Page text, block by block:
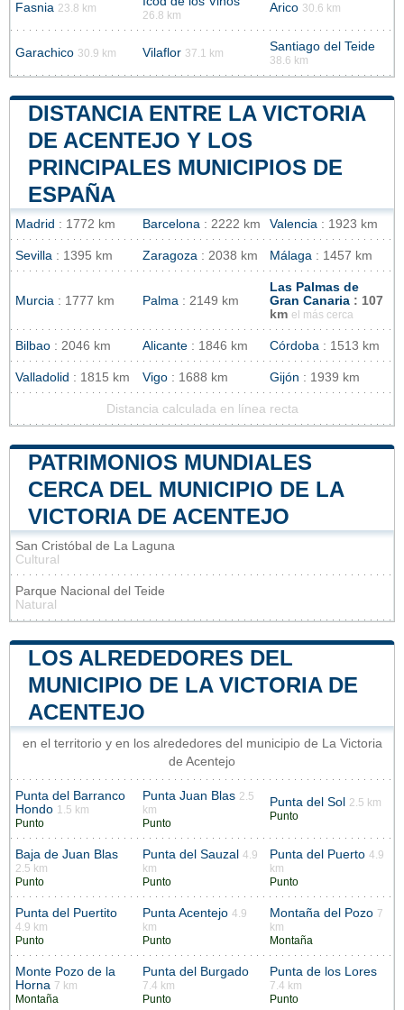
Fasnia 23.8 km
26.8 km
Arico 30.6 km
Garachico 30.9 km Vilaflor 37.1 km Santiago del Teide
38.6 km
DISTANCIA ENTRE LA VICTORIA
DE ACENTEJO Y LOS
PRINCIPALES MUNICIPIOS DE
ESPAÑA
Madrid : 1772 km Barcelona : 2222 km Valencia : 1923 km
Sevilla : 1395 km Zaragoza : 2038 km Málaga : 1457 km
Murcia : 1777 km Palma : 2149 km
Las Palmas de
Gran Canaria : 107
km el más cerca
Bilbao : 2046 km Alicante : 1846 km Córdoba : 1513 km
Valladolid : 1815 km Vigo : 1688 km Gijón : 1939 km
Distancia calculada en línea recta
PATRIMONIOS MUNDIALES
CERCA DEL MUNICIPIO DE LA
VICTORIA DE ACENTEJO
San Cristóbal de La Laguna
Cultural
Parque Nacional del Teide
Natural
LOS ALREDEDORES DEL
MUNICIPIO DE LA VICTORIA DE
ACENTEJO
en el territorio y en los alrededores del municipio de La Victoria
de Acentejo
Punta del Barranco
Hondo 1.5 km
Punto
Punta Juan Blas 2.5
km
Punto
Punta del Sol 2.5 km
Punto
Baja de Juan Blas
2.5 km
Punto
Punta del Sauzal 4.9
km
Punto
Punta del Puerto 4.9
km
Punto
Punta del Puertito
4.9 km
Punto
Punta Acentejo 4.9
km
Punto
Montaña del Pozo 7
km
Montaña
Monte Pozo de la
Horna 7 km
Montaña
Punta del Burgado
7.4 km
Punto
Punta de los Lores
7.4 km
Punto